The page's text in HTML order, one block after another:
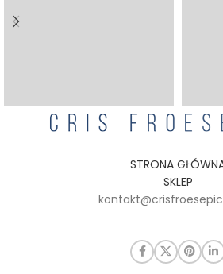
STRONA
SKLEP